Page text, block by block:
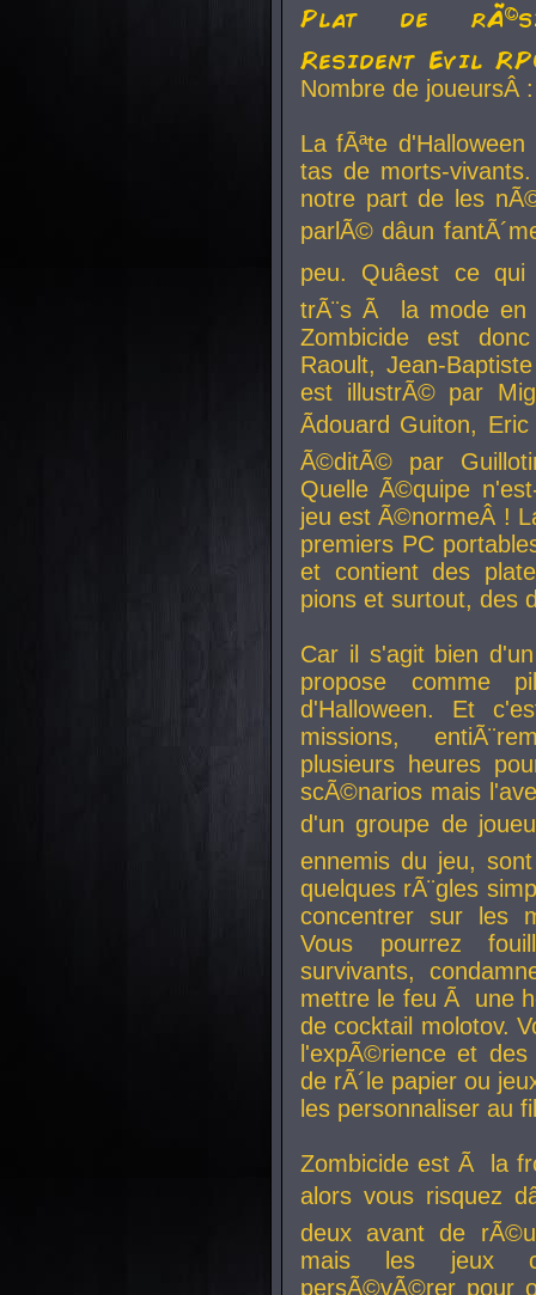
Plat de
Resident Evil
Nombre de
La fÃªte
tas de morts-
notre part de les
parlÃ© dâun
peu. Quâest ce
trÃ¨s Ã la mode en
Zombicide est
Raoult, Jean-
est illustrÃ© par
Ãdouard Guiton,
Ã©ditÃ© par
Quelle Ã©quipe
jeu est Ã©normeÂ !
premiers PC
et contient des
pions et surtout, des
Car il s'agit bien
propose comme
d'Halloween. Et
missions,
plusieurs heures
scÃ©narios mais
d'un groupe de
ennemis du jeu,
quelques rÃ¨gles
concentrer sur les
Vous pourrez
survivants,
mettre le feu Ã une
de cocktail molotov.
l'expÃ©rience et
de rÃ´le papier ou
les personnaliser au
Zombicide est Ã la
alors vous risquez
deux avant de
mais les jeux
persÃ©vÃ©rer pour